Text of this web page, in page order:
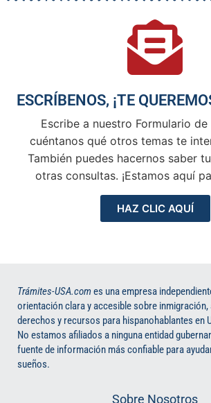
ESCRÍBENOS, ¡TE
Escribe a nuestro Formulario
cuéntanos qué otros temas te
También puedes hacernos saber
otras consultas. ¡Estamos aquí
HAZ CLIC AQUÍ
Trámites-USA.comes una empresa
orientación clara y accesible sobre inmigración,
derechos y recursos para hispanohablantes en
No estamos afiliados a ninguna entidad
fuente de información más confiable para
sueños.
Sobre Nosotros